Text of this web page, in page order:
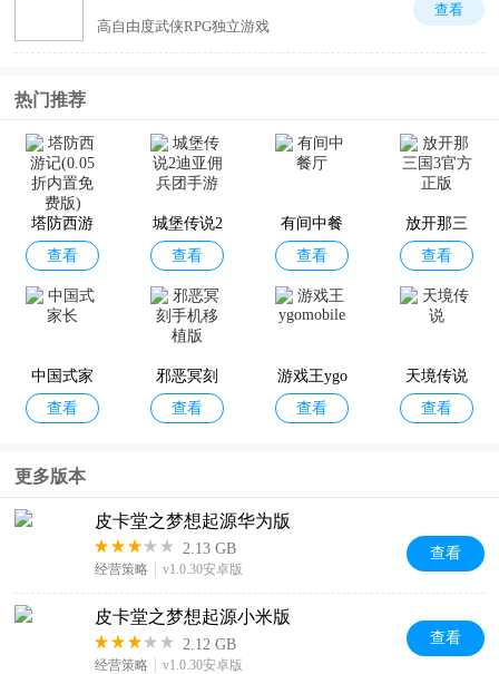
高自由度武侠RPG独立游戏
查看
热门推荐
塔防西游
记(0.05折
内置免费
版)
查看
城堡传说2
迪亚佣兵
团手游
查看
有间中餐
厅
查看
放开那三
国3官方正
版
查看
中国式家
长
查看
邪恶冥刻
手机移植
查看
游戏王ygo
mobile
查看
天境传说
查看
更多版本
皮卡堂之梦想起源华为版
2.13 GB
经营策略 v1.0.30安卓版
查看
皮卡堂之梦想起源小米版
2.12 GB
经营策略 v1.0.30安卓版
查看